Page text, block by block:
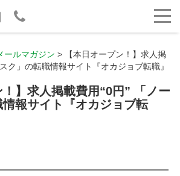
ールマガジン >
【本日オープン！】求人掲
ク」の転職情報サイト『オカジョブ転職』
！】求人掲載費用“0円” 「ノー
情報サイト『オカジョブ転